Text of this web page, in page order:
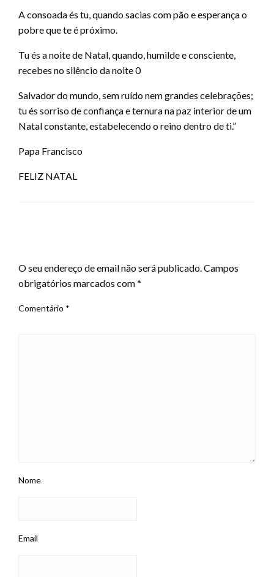
A consoada és tu, quando sacias com pão e esperança o
pobre que te é próximo.
Tu és a noite de Natal, quando, humilde e consciente,
recebes no silêncio da noite 0
Salvador do mundo, sem ruído nem grandes celebrações;
tu és sorriso de confiança e ternura na paz interior de um
Natal constante, estabelecendo o reino dentro de ti.”
Papa Francisco
FELIZ NATAL
O seu endereço de email não será publicado.Campos
obrigatórios marcados com*
Comentário *
Nome
Email